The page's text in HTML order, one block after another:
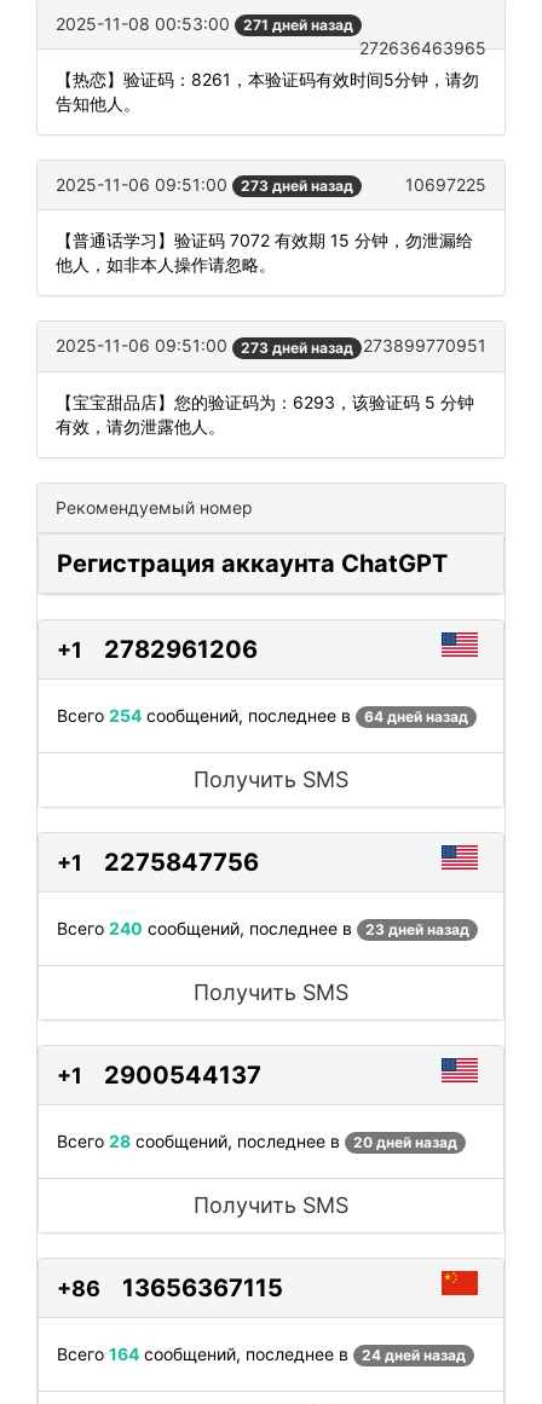
2025-11-08 00:53:00 271 дней назад
272636463965
【热恋】验证码：8261，本验证码有效时间5分钟，请勿
告知他人。
2025-11-06 09:51:00 273 дней назад 10697225
【普通话学习】验证码 7072 有效期 15 分钟，勿泄漏给
他人，如非本人操作请忽略。
2025-11-06 09:51:00 273 дней назад 273899770951
【宝宝甜品店】您的验证码为：6293，该验证码 5 分钟
有效，请勿泄露他人。
Рекомендуемый номер
Регистрация аккаунта ChatGPT
+1 2782961206
Всего 254 сообщений, последнее в 64 дней назад
Получить SMS
+1 2275847756
Всего 240 сообщений, последнее в 23 дней назад
Получить SMS
+1 2900544137
Всего 28 сообщений, последнее в 20 дней назад
Получить SMS
+86 13656367115
Всего 164 сообщений, последнее в 24 дней назад